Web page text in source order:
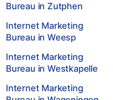
Bureau in Zutphen
Internet Marketing
Bureau in Weesp
Internet Marketing
Bureau in Westkapelle
Internet Marketing